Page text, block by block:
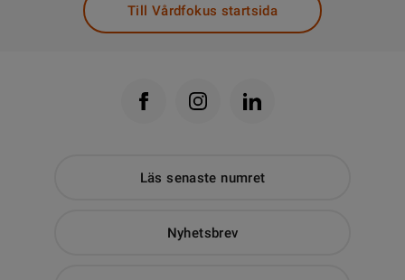
Till Vårdfokus startsida
Läs senaste numret
Nyhetsbrev